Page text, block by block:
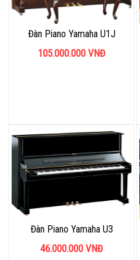
Đàn Piano Yamaha U1J
105.000.000 VNĐ
Đàn Piano Yamaha U3
46.000.000 VNĐ